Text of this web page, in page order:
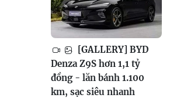
[GALLERY] BYD
Denza Z9S hơn 1,1 tỷ
đồng - lăn bánh 1.100
km, sạc siêu nhanh